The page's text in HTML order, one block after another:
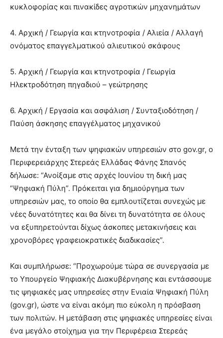
κυκλοφορίας και πινακίδες αγροτικών μηχανημάτων
4. Αρχική / Γεωργία και κτηνοτροφία / Αλιεία / Αλλαγή
ονόματος επαγγελματικού αλιευτικού σκάφους
5. Αρχική / Γεωργία και κτηνοτροφία / Γεωργία
Ηλεκτροδότηση πηγαδιού – γεώτρησης
6. Αρχική / Εργασία και ασφάλιση / Συνταξιοδότηση /
Παύση άσκησης επαγγέλματος μηχανικού
Μετά την ένταξη των ψηφιακών υπηρεσιών στο gov.gr, ο
Περιφερειάρχης Στερεάς Ελλάδας Φάνης Σπανός
δήλωσε: “Ανοίξαμε στις αρχές Ιουνίου τη δική μας
“Ψηφιακή Πύλη”. Πρόκειται για δημιούργημα των
υπηρεσιών μας, το οποίο θα εμπλουτίζεται συνεχώς με
νέες δυνατότητες και θα δίνει τη δυνατότητα σε όλους
να εξυπηρετούνται δίχως άσκοπες μετακινήσεις και
χρονοβόρες γραφειοκρατικές διαδικασίες”.
Και συμπλήρωσε: “Προχωρούμε τώρα σε συνεργασία με
το Υπουργείο Ψηφιακής Διακυβέρνησης και εντάσσουμε
τις ψηφιακές μας υπηρεσίες στην Ενιαία Ψηφιακή Πύλη
(gov.gr), ώστε να είναι ακόμη πιο εύκολη η πρόσβαση
των πολιτών. Η μετάβαση στις ψηφιακές υπηρεσίες είναι
ένα μεγάλο στοίχημα για την Περιφέρεια Στερεάς